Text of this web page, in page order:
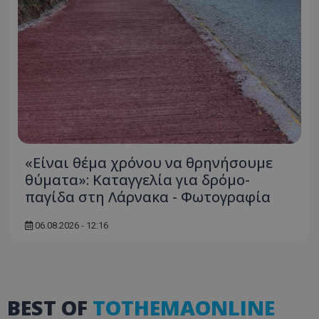
«Είναι θέμα χρόνου να θρηνήσουμε
θύματα»: Καταγγελία για δρόμο-
παγίδα στη Λάρνακα - Φωτογραφία
06.08.2026 - 12:16
BEST OF TOTHEMAONLINE
VISITOR_PRIVACY_METADATA
YouTube
.youtube.com